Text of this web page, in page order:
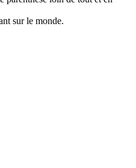
sur le monde.